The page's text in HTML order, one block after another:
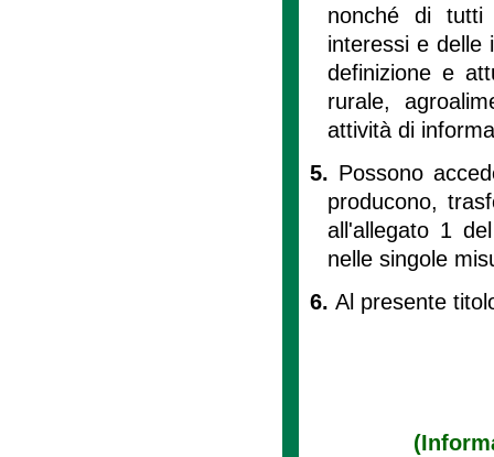
nonché di tutti
interessi e delle
definizione e
rurale,
attività di
5. Possono
producono,
all'allegato 1
nelle singole
6. Al presente